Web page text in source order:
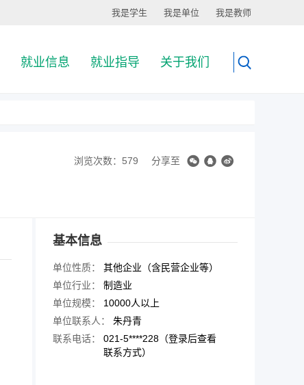
我是学生 我是单位 我是教师
就业信息 就业指导 关于我们
浏览次数：579 分享至
基本信息
单位性质：
其他企业（含民营企业等）
单位行业：
制造业
单位规模：
10000人以上
单位联系人：
朱丹青
联系电话：
021-5****228（登录后查看
联系方式）